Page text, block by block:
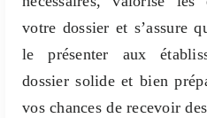
votre dossier et s’assure
le présenter aux
dossier solide et bien
vos chances de recevoir